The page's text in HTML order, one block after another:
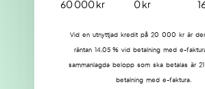
60 000 kr 0 kr
Vid en utnyttjad kredit på 20 000 kr är
räntan 14,05 % vid betalning med e-
sammanlagda belopp som ska betalas är
betalning med e-faktura.